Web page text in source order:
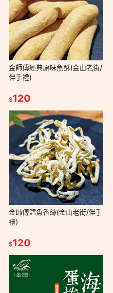
金師傅經典原味魚酥(金山老街/
伴手禮)
$120
金師傅鱈魚香絲(金山老街/伴手
禮)
$120